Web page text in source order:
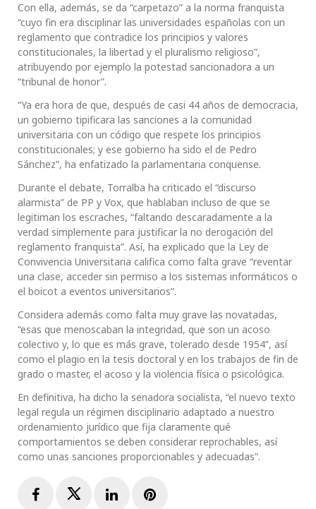
Con ella, además, se da “carpetazo” a la norma franquista
“cuyo fin era disciplinar las universidades españolas con un
reglamento que contradice los principios y valores
constitucionales, la libertad y el pluralismo religioso”,
atribuyendo por ejemplo la potestad sancionadora a un
“tribunal de honor”.
“Ya era hora de que, después de casi 44 años de democracia,
un gobierno tipificara las sanciones a la comunidad
universitaria con un código que respete los principios
constitucionales; y ese gobierno ha sido el de Pedro
Sánchez”, ha enfatizado la parlamentaria conquense.
Durante el debate, Torralba ha criticado el “discurso
alarmista” de PP y Vox, que hablaban incluso de que se
legitiman los escraches, “faltando descaradamente a la
verdad simplemente para justificar la no derogación del
reglamento franquista”. Así, ha explicado que la Ley de
Convivencia Universitaria califica como falta grave “reventar
una clase, acceder sin permiso a los sistemas informáticos o
el boicot a eventos universitarios”.
Considera además como falta muy grave las novatadas,
“esas que menoscaban la integridad, que son un acoso
colectivo y, lo que es más grave, tolerado desde 1954”, así
como el plagio en la tesis doctoral y en los trabajos de fin de
grado o master, el acoso y la violencia física o psicológica.
En definitiva, ha dicho la senadora socialista, “el nuevo texto
legal regula un régimen disciplinario adaptado a nuestro
ordenamiento jurídico que fija claramente qué
comportamientos se deben considerar reprochables, así
como unas sanciones proporcionables y adecuadas”.
FacebookTwitterLinkedInPinterest